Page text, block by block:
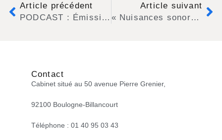
Article précédent
PODCAST : Émission spéciale bruit
Article suivant
« Nuisances sonores: la polémique continue entre des riverains et une usine Fleury Michon en Vendée » (RMC)
Contact
Cabinet situé au 50 avenue Pierre Grenier,
92100 Boulogne-Billancourt
Téléphone : 01 40 95 03 43